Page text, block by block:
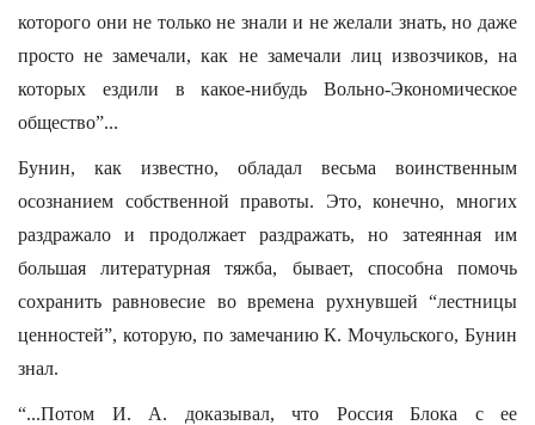
которого они не только не знали и не желали знать, но даже
просто не замечали, как не замечали лиц извозчиков, на
которых ездили в какое-нибудь Вольно-Экономическое
общество”...
Бунин, как известно, обладал весьма воинственным
осознанием собственной правоты. Это, конечно, многих
раздражало и продолжает раздражать, но затеянная им
большая литературная тяжба, бывает, способна помочь
сохранить равновесие во времена рухнувшей “лестницы
ценностей”, которую, по замечанию К. Мочульского, Бунин
знал.
“...Потом И. А. доказывал, что Россия Блока с ее